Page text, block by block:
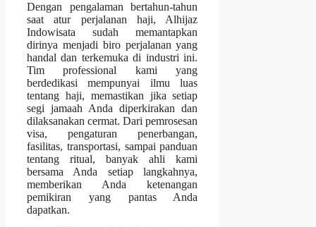
Dengan pengalaman bertahun-tahun
saat atur perjalanan haji, Alhijaz
Indowisata sudah memantapkan
dirinya menjadi biro perjalanan yang
handal dan terkemuka di industri ini.
Tim professional kami yang
berdedikasi mempunyai ilmu luas
tentang haji, memastikan jika setiap
segi jamaah Anda diperkirakan dan
dilaksanakan cermat. Dari pemrosesan
visa, pengaturan penerbangan,
fasilitas, transportasi, sampai panduan
tentang ritual, banyak ahli kami
bersama Anda setiap langkahnya,
memberikan Anda ketenangan
pemikiran yang pantas Anda
dapatkan.